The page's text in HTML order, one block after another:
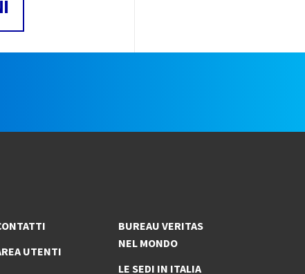
UTENTI
BUREAU VERITAS
NEL MONDO
LE SEDI IN ITALIA